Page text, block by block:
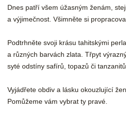
Dnes patří všem úžasným ženám,
a výjimečnost. Všimněte si
Podtrhněte svoji krásu tahitskými
a různých barvách zlata. Třpyt
syté odstíny safírů, topazů či
Vyjádřete obdiv a lásku okouzlující
Pomůžeme vám vybrat ty pravé.